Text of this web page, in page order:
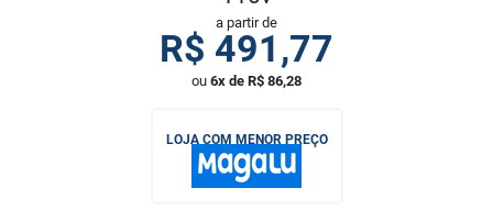
a partir de
R$ 491,77
ou 6x de R$ 86,28
LOJA COM MENOR PREÇO